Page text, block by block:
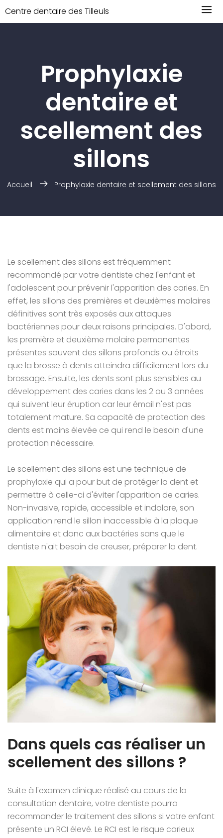
Centre dentaire des Tilleuls
Prophylaxie
dentaire et
scellement des
sillons
Accueil Prophylaxie dentaire et scellement des sillons
Le scellement des sillons est fréquemment
recommandé par votre dentiste chez l'enfant et
l'adolescent pour prévenir l'apparition des caries. En
effet, les sillons des premières et deuxièmes molaires
définitives sont très exposés aux attaques
bactériennes pour deux raisons principales. D'abord,
les première et deuxième molaire permanentes
présentes souvent des sillons profonds ou étroits
que la brosse à dents atteindra difficilement lors du
brossage. Ensuite, les dents sont plus sensibles au
développement des caries dans les 2 ou 3 années
qui suivent leur éruption car leur émail n'est pas
totalement mature. Sa capacité de protection des
dents est moins élevée ce qui rend le besoin d'une
protection nécessaire.
Le scellement des sillons est une technique de
prophylaxie qui a pour but de protéger la dent et
permettre à celle-ci d'éviter l'apparition de caries.
Non-invasive, rapide, accessible et indolore, son
application rend le sillon inaccessible à la plaque
alimentaire et donc aux bactéries sans que le
dentiste n'ait besoin de creuser, préparer la dent.
Dans quels cas réaliser un
scellement des sillons ?
Suite à l'examen clinique réalisé au cours de la
consultation dentaire, votre dentiste pourra
recommander le traitement des sillons si votre enfant
présente un RCI élevé. Le RCI est le risque carieux